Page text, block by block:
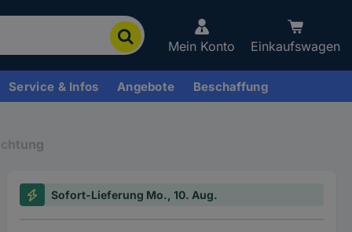
Mein Konto Einkaufswagen
Service & Infos Angebote Beschaffung
Sofort-Lieferung Mo., 10. Aug.